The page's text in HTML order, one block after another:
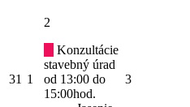
31 1
2
Konzultácie
stavebný úrad
od 13:00 do
15:00hod.
3